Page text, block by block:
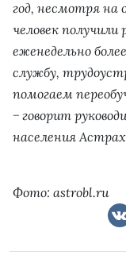
год, несмотря на
человек
еженедельно
службу,
помогаем
− говорит
населения
Фото: astrobl.ru